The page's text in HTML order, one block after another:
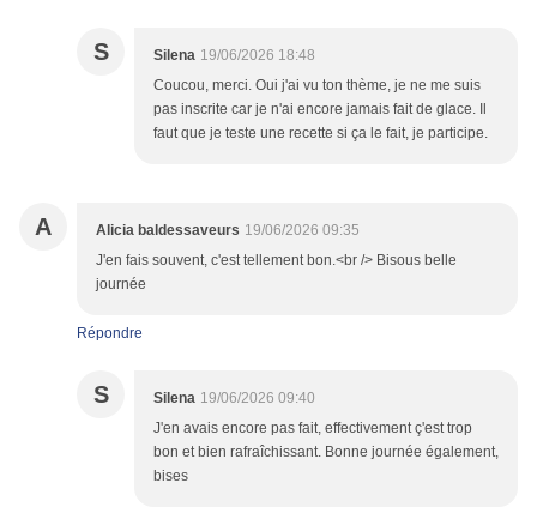
S Silena 19/06/2026 18:48
Coucou, merci. Oui j'ai vu ton thème, je ne me suis
pas inscrite car je n'ai encore jamais fait de glace. Il
faut que je teste une recette si ça le fait, je participe.
A Alicia baldessaveurs 19/06/2026 09:35
J'en fais souvent, c'est tellement bon.<br /> Bisous belle
journée
Répondre
S Silena 19/06/2026 09:40
J'en avais encore pas fait, effectivement ç'est trop
bon et bien rafraîchissant. Bonne journée également,
bises